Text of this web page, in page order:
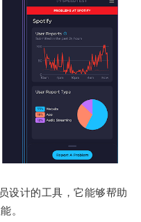
计的工具，它能够帮助
。